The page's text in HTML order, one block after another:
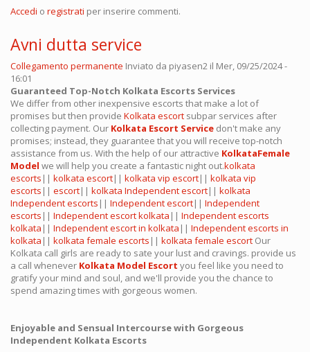
Accedi o registrati per inserire commenti.
Avni dutta service
Collegamento permanente Inviato da piyasen2 il Mer, 09/25/2024 -
16:01
Guaranteed Top-Notch Kolkata Escorts Services
We differ from other inexpensive escorts that make a lot of
promises but then provide Kolkata escort subpar services after
collecting payment. Our Kolkata Escort Service don't make any
promises; instead, they guarantee that you will receive top-notch
assistance from us. With the help of our attractive KolkataFemale
Model we will help you create a fantastic night out.kolkata
escorts || kolkata escort|| kolkata vip escort|| kolkata vip
escorts || escort|| kolkata Independent escort|| kolkata
Independent escorts || Independent escort|| Independent
escorts || Independent escort kolkata || Independent escorts
kolkata || Independent escort in kolkata || Independent escorts in
kolkata || kolkata female escorts || kolkata female escort Our
Kolkata call girls are ready to sate your lust and cravings. provide us
a call whenever Kolkata Model Escort you feel like you need to
gratify your mind and soul, and we'll provide you the chance to
spend amazing times with gorgeous women.
Enjoyable and Sensual Intercourse with Gorgeous
Independent Kolkata Escorts